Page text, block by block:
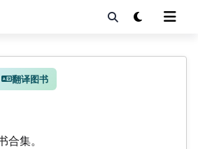
翻译图书
集。